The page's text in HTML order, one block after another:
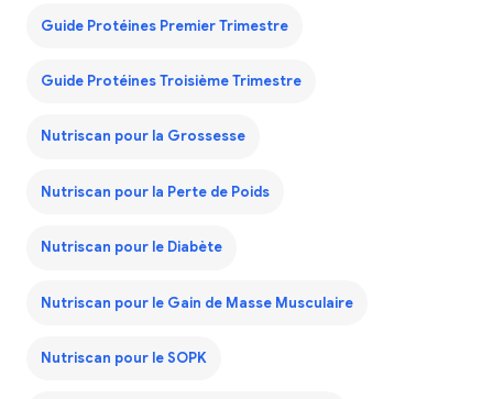
Guide Protéines Premier Trimestre
Guide Protéines Troisième Trimestre
Nutriscan pour la Grossesse
Nutriscan pour la Perte de Poids
Nutriscan pour le Diabète
Nutriscan pour le Gain de Masse Musculaire
Nutriscan pour le SOPK